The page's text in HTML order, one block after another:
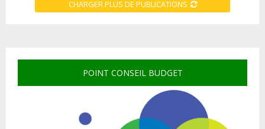
CHARGER PLUS DE PUBLICATIONS
POINT CONSEIL BUDGET